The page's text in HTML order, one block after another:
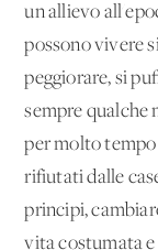
un allievo
possono vivere
peggiorare, si
sempre qualche
per molto
rifiutati dalle
principi,
vita costumata